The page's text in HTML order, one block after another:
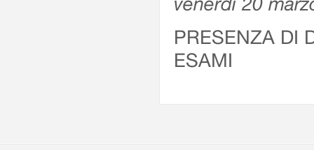
PRESENZA DI
ESAMI